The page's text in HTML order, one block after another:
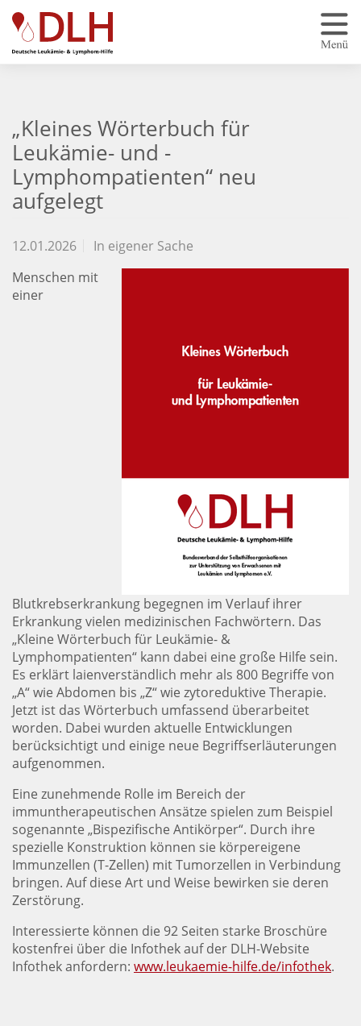
Zum Hauptinhalt springen
„Kleines Wörterbuch für
Leukämie- und -
Lymphompatienten“ neu
aufgelegt
12.01.2026
In eigener Sache
Menschen mit
einer
Blutkrebserkrankung begegnen im Verlauf ihrer
Erkrankung vielen medizinischen Fachwörtern. Das
„Kleine Wörterbuch für Leukämie- &
Lymphompatienten“ kann dabei eine große Hilfe sein.
Es erklärt laienverständlich mehr als 800 Begriffe von
„A“ wie Abdomen bis „Z“ wie zytoreduktive Therapie.
Jetzt ist das Wörterbuch umfassend überarbeitet
worden. Dabei wurden aktuelle Entwicklungen
berücksichtigt und einige neue Begriffserläuterungen
aufgenommen.
Eine zunehmende Rolle im Bereich der
immuntherapeutischen Ansätze spielen zum Beispiel
sogenannte „Bispezifische Antikörper“. Durch ihre
spezielle Konstruktion können sie körpereigene
Immunzellen (T-Zellen) mit Tumorzellen in Verbindung
bringen. Auf diese Art und Weise bewirken sie deren
Zerstörung.
Interessierte können die 92 Seiten starke Broschüre
kostenfrei über die Infothek auf der DLH-Website
Infothek anfordern: www.leukaemie-hilfe.de/infothek.